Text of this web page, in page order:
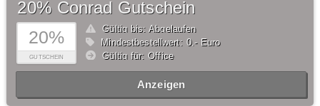
20%
GUTSCHEIN
20% Conrad Gutschein
Gültig bis: Abgelaufen
Mindestbestellwert: 0,- Euro
Gültig für: Office
Anzeigen